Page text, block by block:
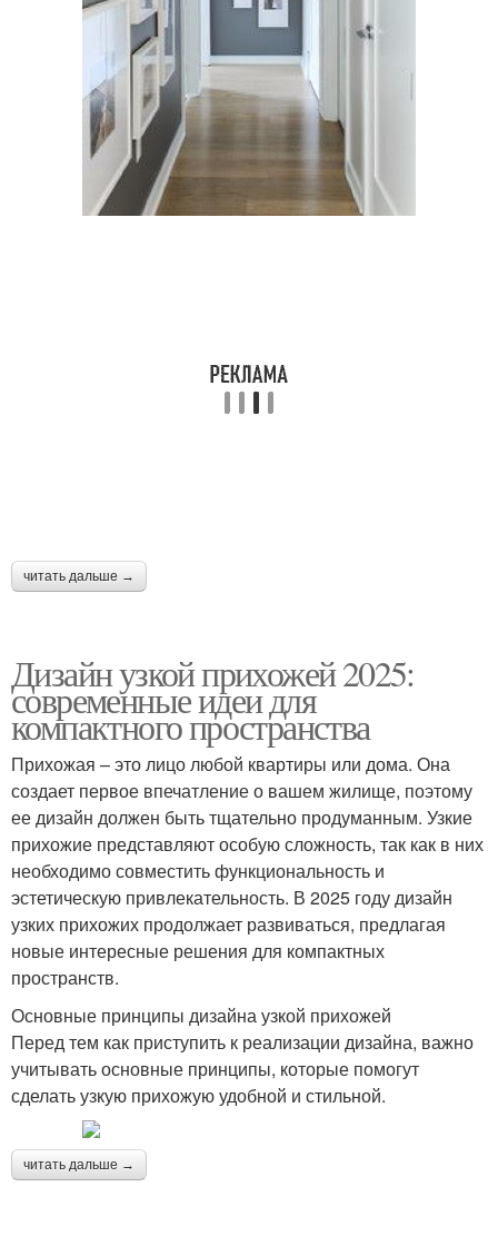
читать дальше →
Дизайн узкой прихожей 2025:
современные идеи для
компактного пространства
Прихожая – это лицо любой квартиры или дома. Она
создает первое впечатление о вашем жилище, поэтому
ее дизайн должен быть тщательно продуманным. Узкие
прихожие представляют особую сложность, так как в них
необходимо совместить функциональность и
эстетическую привлекательность. В 2025 году дизайн
узких прихожих продолжает развиваться, предлагая
новые интересные решения для компактных
пространств.
Основные принципы дизайна узкой прихожей
Перед тем как приступить к реализации дизайна, важно
учитывать основные принципы, которые помогут
сделать узкую прихожую удобной и стильной.
читать дальше →